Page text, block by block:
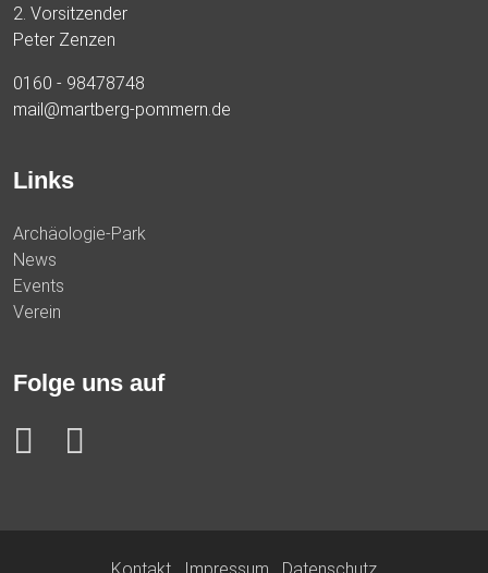
2. Vorsitzender
Peter Zenzen
0160 - 98478748
mail@martberg-pommern.de
Links
Archäologie-Park
News
Events
Verein
Folge uns auf